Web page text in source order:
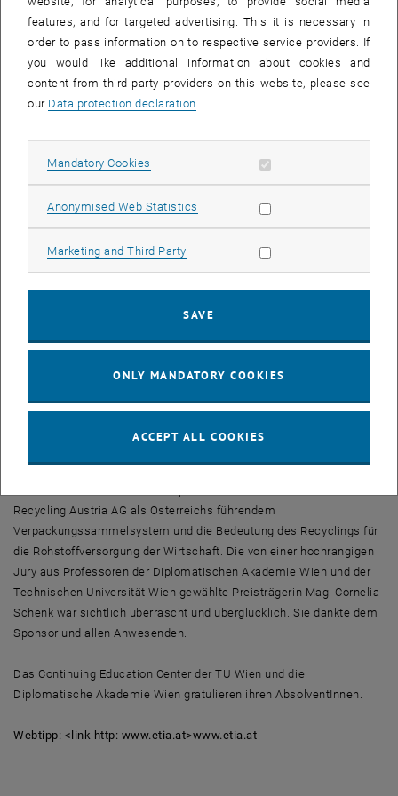
die Stars des heutigen Tages“ und betonte die ausgezeichnete und
problemlose Zusammenarbeit zwischen den beiden Institutionen,
die „diese einzigartige Kombination der klassischen Internationalen
Beziehungen mit den hard facts der Technik“ anbieten.
kurzen Überblick über die Bedeutung der Technologie für die
Entwicklung der Menschheit (industrielle Revolution,
Dampfmaschine) bis hin zur heutigen Informationsgesellschaft. Er
appellierte an die AbsolventInnen, dass sie „in einer aufregenden
Zeit voll von Herausforderungen, aber auch Möglichkeiten leben“,
diese zu ergreifen.
zusammenzuführen.“
Study Award, der wie schon letztes Jahr mit Euro 18.000.- dotiert ist.
Recycling Austria AG als Österreichs führendem
Verpackungssammelsystem und die Bedeutung des Recyclings für
die Rohstoffversorgung der Wirtschaft. Die von einer hochrangigen
Jury aus Professoren der Diplomatischen Akademie Wien und der
Technischen Universität Wien gewählte Preisträgerin Mag. Cornelia
Schenk war sichtlich überrascht und überglücklich. Sie dankte dem
Sponsor und allen Anwesenden.
Das Continuing Education Center der TU Wien und die
Diplomatische Akademie Wien gratulieren ihren AbsolventInnen.
Webtipp: <link http: www.etia.at>www.etia.at
features, and for targeted advertising. This it is necessary in
order to pass information on to respective service providers. If
you would like additional information about cookies and
content from third-party providers on this website, please see
our Data protection declaration.
Mandatory Cookies Allow mandatory cookies
Anonymised Web Statistics Allow statistic cookies
Marketing and Third Party Allow marketing cookies
SAVE
ONLY MANDATORY COOKIES
ACCEPT ALL COOKIES